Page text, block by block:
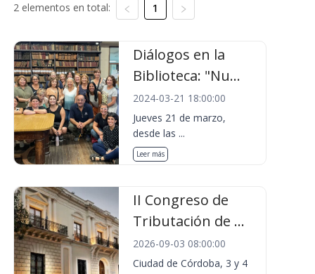
2 elementos en total: 1
Diálogos en la
Biblioteca: "Nu...
2024-03-21 18:00:00
Jueves 21 de marzo,
desde las ...
Leer más
II Congreso de
Tributación de ...
2026-09-03 08:00:00
Ciudad de Córdoba, 3 y 4